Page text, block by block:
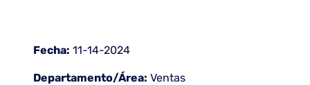
Fecha: 11-14-2024
Departamento/Área: Ventas